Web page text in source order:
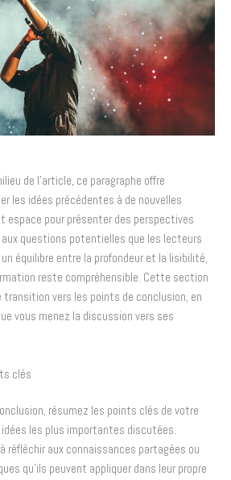
de l’article, ce paragraphe offre
les idées précédentes à de nouvelles
espace pour présenter des perspectives
questions potentielles que les lecteurs
équilibre entre la profondeur et la lisibilité,
reste compréhensible. Cette section
transition vers les points de conclusion, en
vous menez la discussion vers ses
clés
résumez les points clés de votre
les plus importantes discutées.
réfléchir aux connaissances partagées ou
qu’ils peuvent appliquer dans leur propre